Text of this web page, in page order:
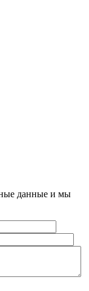
данные и мы